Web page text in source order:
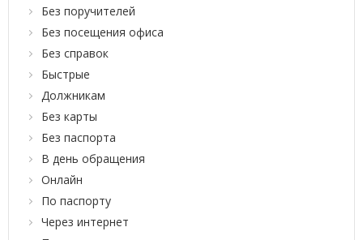
Без поручителей
Без посещения офиса
Без справок
Быстрые
Должникам
Без карты
Без паспорта
В день обращения
Онлайн
По паспорту
Через интернет